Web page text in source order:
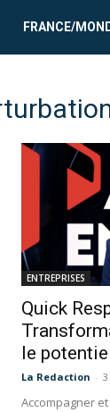
FRANCE/
ENTREPRISES
Quick
le
La Redaction -
Accompagner